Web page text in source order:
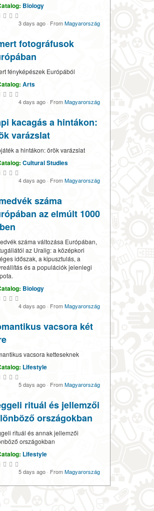
Biology
3 days ago · FromMagyarország
fotográfusok
fényképészek Európából
Arts
4 days ago · FromMagyarország
kacagás a hintákon:
varázslat
a hintákon: örök varázslat
Cultural Studies
4 days ago · FromMagyarország
száma
az elmúlt 1000
száma változása Európában,
az Uralig: a középkori
időszak, a kipusztulás, a
és a populációk jelenlegi
Biology
4 days ago · FromMagyarország
vacsora két
vacsora ketteseknek
Lifestyle
5 days ago · FromMagyarország
rituál és jellemzői
országokban
rituál és annak jellemzői
országokban
Lifestyle
5 days ago · FromMagyarország